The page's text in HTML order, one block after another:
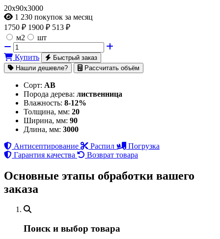
20х90х3000
1 230 покупок за месяц
1750 ₽ 1900 ₽ 513 ₽
м2
шт
Купить
Быстрый заказ
Нашли дешевле?
Рассчитать объём
Сорт: AB
Порода дерева: лиственница
Влажность: 8-12%
Толщина, мм: 20
Ширина, мм: 90
Длина, мм: 3000
Антисептирование
Распил
Погрузка
Гарантия качества
Возврат товара
Основные этапы обработки вашего
заказа
Поиск и выбор товара